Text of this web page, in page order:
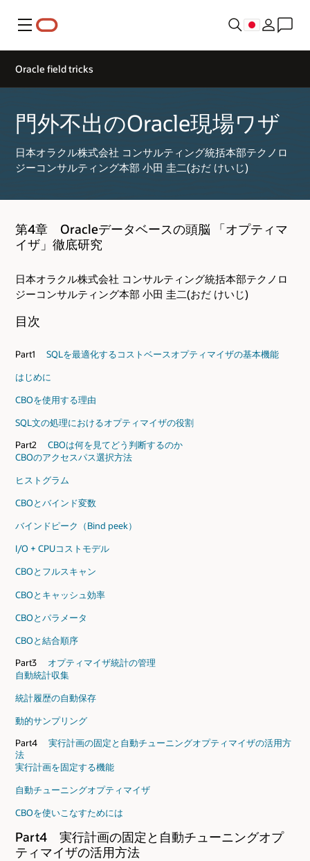
メニュー
Oracle field tricks
門外不出のOracle現場ワザ
日本オラクル株式会社 コンサルティング統括本部テクノロ
ジーコンサルティング本部 小田 圭二(おだ けいじ)
第4章 Oracleデータベースの頭脳 「オプティマ
イザ」徹底研究
日本オラクル株式会社 コンサルティング統括本部テクノロ
ジーコンサルティング本部 小田 圭二(おだ けいじ)
目次
Part1 SQLを最適化するコストベースオプティマイザの基本機能
はじめに
CBOを使用する理由
SQL文の処理におけるオプティマイザの役割
Part2 CBOは何を見てどう判断するのか
CBOのアクセスパス選択方法
ヒストグラム
CBOとバインド変数
バインドピーク（Bind peek）
I/O + CPUコストモデル
CBOとフルスキャン
CBOとキャッシュ効率
CBOとパラメータ
CBOと結合順序
Part3 オプティマイザ統計の管理
自動統計収集
統計履歴の自動保存
動的サンプリング
Part4 実行計画の固定と自動チューニングオプティマイザの活用方
法
実行計画を固定する機能
自動チューニングオプティマイザ
CBOを使いこなすためには
Part4 実行計画の固定と自動チューニングオプ
ティマイザの活用方法